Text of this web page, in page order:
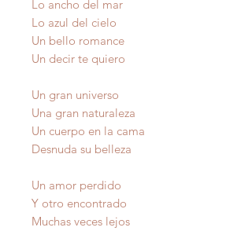
Lo ancho del mar
Lo azul del cielo
Un bello romance
Un decir te quiero
Un gran universo
Una gran naturaleza
Un cuerpo en la cama
Desnuda su belleza
Un amor perdido
Y otro encontrado
Muchas veces lejos